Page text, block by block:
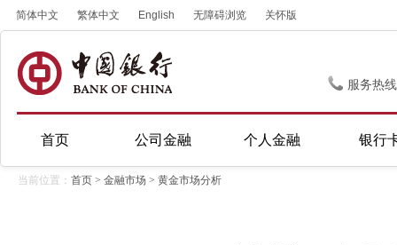
简体中文 繁体中文 English 无障碍浏览 关怀版
服务热
首页 公司金融 个人金融 银行
当前位置： 首页 > 金融市场 > 黄金市场分析